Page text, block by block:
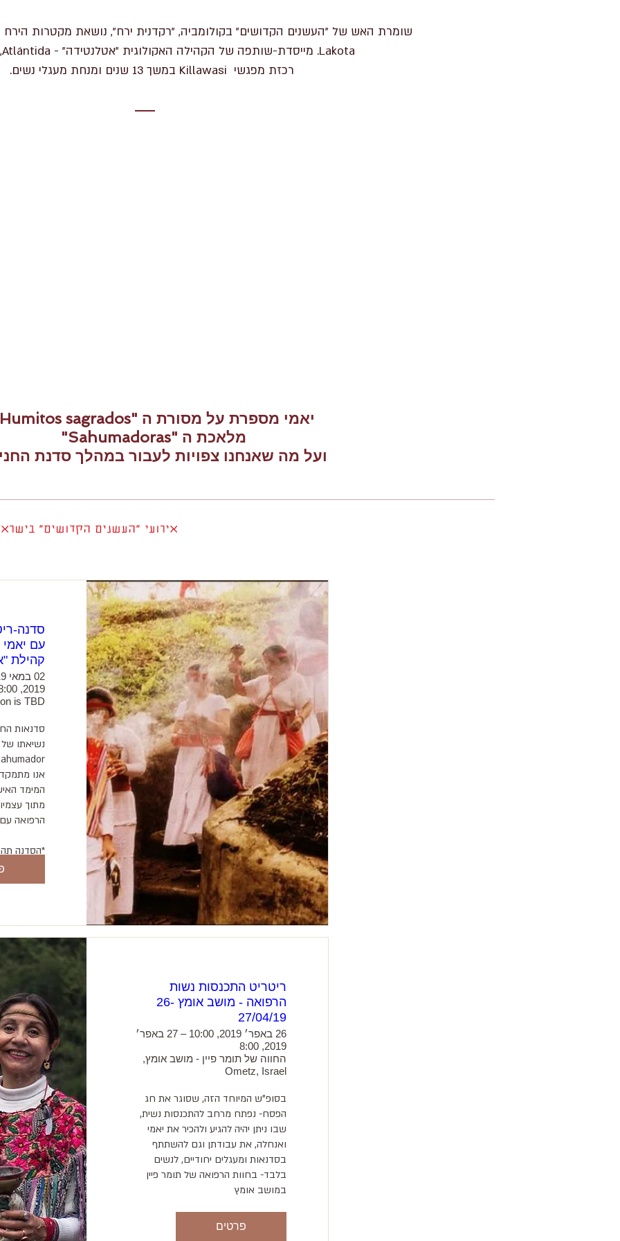
שומרת האש של "העשנים הקדושים" בקולומביה, "רקדנית ירח", נושאת מקטרות
Lakota. מייסדת-שותפה של הקהילה האקולוגית "אטלנטידה" - Atlántida, קולומביה.
רכזת מפגשי Killawasi במשך 13 שנים ומנחת מעגלי נשים.
יאמי מספרת על מסורת ה "Humitos sagrados"
מלאכת ה "Sahumadoras"
ועל מה שאנחנו צפויות לעבור במהלך סדנת
אירועי "העשנים הקדושים"
סדנה-
עם
קהילת
2019, 18:00
is TBD
ריטריט התכנסות נשות
הרפואה - מושב אומץ 26-
27/04/19
26 באפר׳ 2019, 10:00 – 27 באפר׳
2019, 8:00
החווה של תומר פיין - מושב אומץ,
Ometz, Israel
*הסדנאות יהיו בתרגום לאנגלית
פרטים